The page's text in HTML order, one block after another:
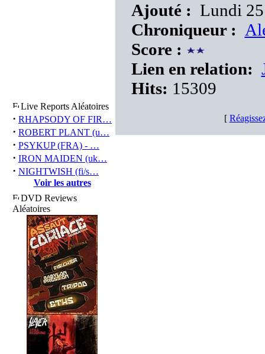
Live Reports Aléatoires
· RHAPSODY OF FIR…
· ROBERT PLANT (u…
· PSYKUP (FRA) - …
· IRON MAIDEN (uk…
· NIGHTWISH (fi/s…
Voir les autres
DVD Reviews
Aléatoires
Ajouté : Lundi
Chroniqueur :
Score :
Lien en relation:
Hits: 15309
[